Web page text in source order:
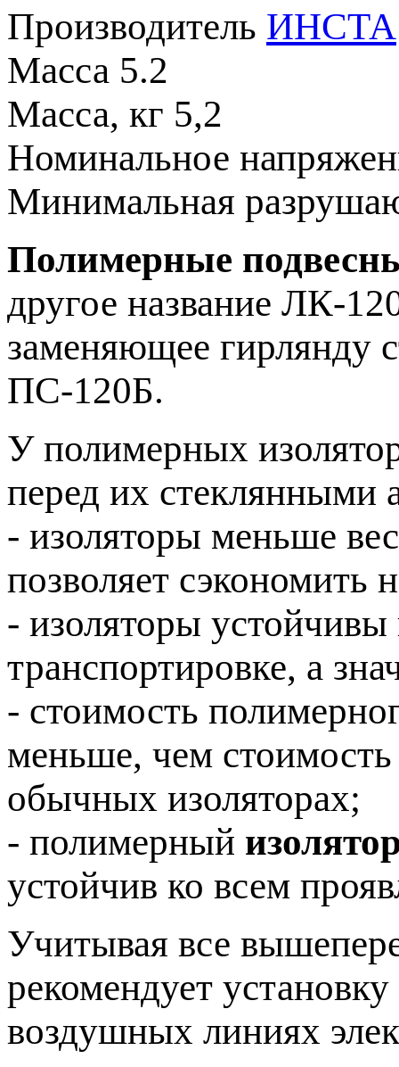
Производитель ИНСТА
Масса 5.2
Масса, кг 5,2
Номинальное
Минимальная
Полимерные
другое название ЛК-
заменяющее гирлянду
ПС-120Б.
У полимерных
перед их стеклянными
- изоляторы меньше
позволяет сэкономить
- изоляторы
транспортировке, а
- стоимость
меньше, чем
обычных изоляторах;
- полимерный
устойчив ко всем
Учитывая все
рекомендует
воздушных линиях